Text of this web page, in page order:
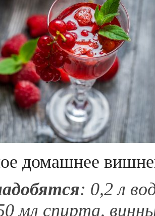
домашнее
: 0,2 л
мл спирта,